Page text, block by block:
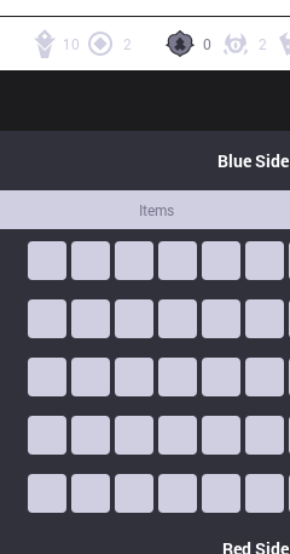
0 2
10 2
BlueSide
Items
RedSide